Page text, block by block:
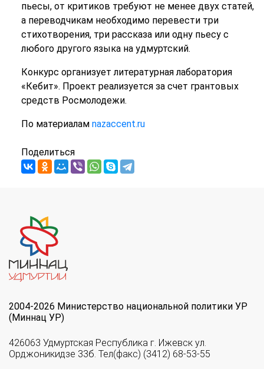
пьесы, от критиков требуют не менее двух статей,
а переводчикам необходимо перевести три
стихотворения, три рассказа или одну пьесу с
любого другого языка на удмуртский.
Конкурс организует литературная лаборатория
«Кебит». Проект реализуется за счет грантовых
средств Росмолодежи.
По материалам nazaccent.ru
Поделиться
2004-2026 Министерство национальной политики УР
(Миннац УР)
426063 Удмуртская Республика г. Ижевск ул.
Орджоникидзе 33б. Тел(факс) (3412) 68-53-55